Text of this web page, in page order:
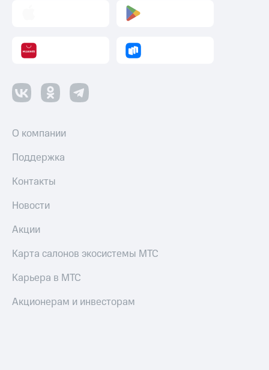
О компании
Поддержка
Контакты
Новости
Акции
Карта салонов экосистемы МТС
Карьера в МТС
Акционерам и инвесторам